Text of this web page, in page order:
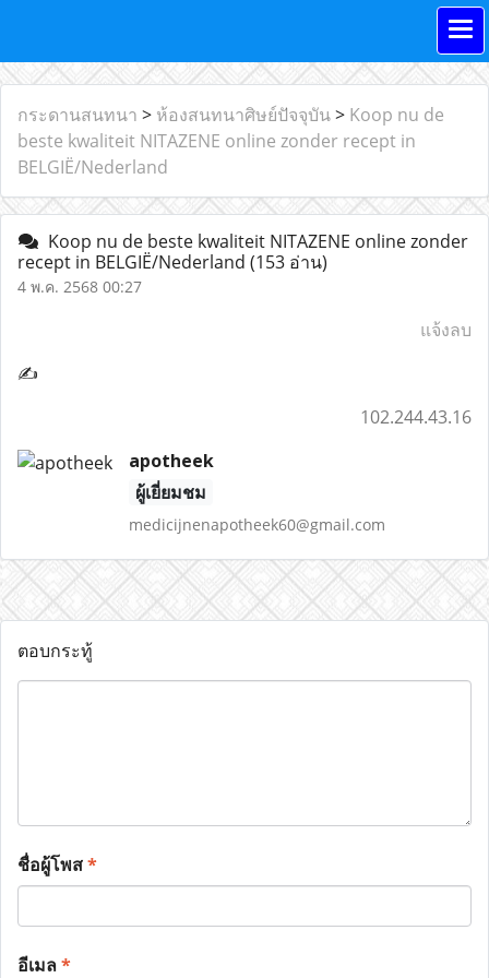
กระดานสนทนา > ห้องสนทนาศิษย์ปัจจุบัน> Koop nu de
beste kwaliteit NITAZENE online zonder recept in
BELGIË/Nederland
Koop nu de beste kwaliteit NITAZENE online zonder
recept in BELGIË/Nederland (153 อ่าน)
4 พ.ค. 2568 00:27
แจ้งลบ
✍
102.244.43.16
apotheek
ผู้เยี่ยมชม
medicijnenapotheek60@gmail.com
ตอบกระทู้
ชื่อผู้โพส*
อีเมล*